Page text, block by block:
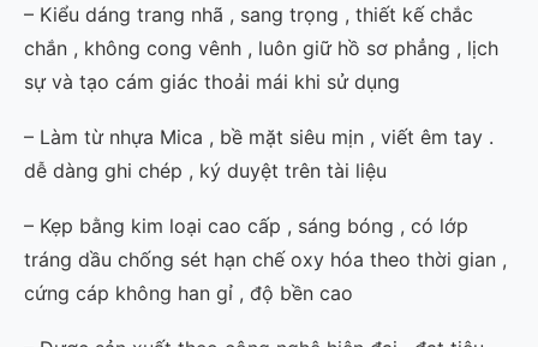
– Kiểu dáng trang nhã , sang trọng , thiết kế chắc
chắn , không cong vênh , luôn giữ hồ sơ phẳng , lịch
sự và tạo cám giác thoải mái khi sử dụng
– Làm từ nhựa Mica , bề mặt siêu mịn , viết êm tay .
dễ dàng ghi chép , ký duyệt trên tài liệu
– Kẹp bằng kim loại cao cấp , sáng bóng , có lớp
tráng dầu chống sét hạn chế oxy hóa theo thời gian ,
cứng cáp không han gỉ , độ bền cao